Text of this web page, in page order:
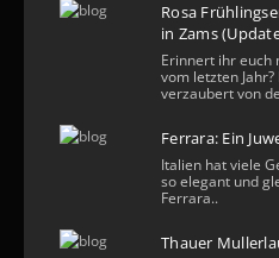
Rosa
in Zams
Erinnert ihr euch
vom letzten
verzaubert von
Ferrara: Ein
Italien hat viele
so elegant und
Ferrara..
Thauer